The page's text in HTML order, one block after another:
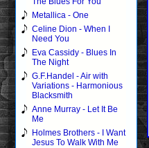
Metallica - One
Celine Dion - When I
Need You
Eva Cassidy - Blues In
The Night
G.F.Handel - Air with
Variations - Harmonious
Blacksmith
Anne Murray - Let It Be
Me
Holmes Brothers - I Want
Jesus To Walk With Me